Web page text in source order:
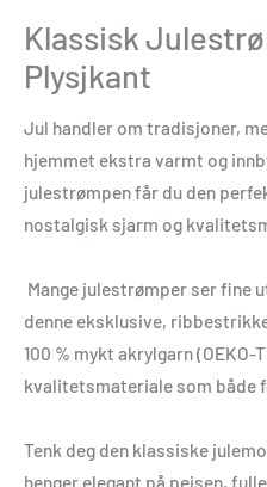
Klassisk
Plysjkant
Jul handler om tradisjoner,
hjemmet ekstra varmt og
julestrømpen får du den
nostalgisk sjarm og
Mange julestrømper ser fine
denne eksklusive,
100 % mykt akrylgarn (OEKO-
kvalitetsmateriale som både
Tenk deg den klassiske
henger elegant på peisen,